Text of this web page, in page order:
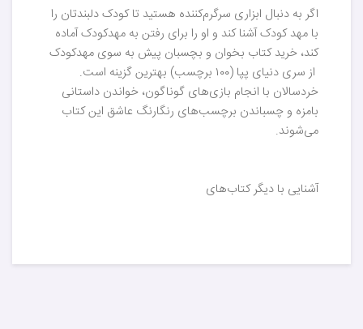
اگر به دنبال ابزاری سرگرم‌کننده هستید تا کودک دلبندتان را
با مهد کودک آشنا کند و او را برای رفتن به مهدکودک آماده
کند، خرید کتاب بخوان و بچسبان پیش به سوی مهدکودک
از سری دنیای پپا (۱۰۰ برچسب) بهترین گزینه است.
خردسالان با انجام بازی‌های گوناگون، خواندن داستانی
بامزه و چسباندن برچسب‌های رنگارنگ عاشق این کتاب
می‌شوند.
آشنایی با دیگر کتاب‌های